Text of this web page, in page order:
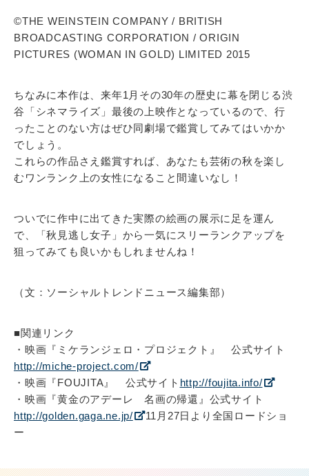
©THE WEINSTEIN COMPANY / BRITISH
BROADCASTING CORPORATION / ORIGIN
PICTURES (WOMAN IN GOLD) LIMITED 2015
ちなみに本作は、来年1月その30年の歴史に幕を閉じる渋
谷「シネマライズ」最後の上映作となっているので、行
ったことのない方はぜひ同劇場で鑑賞してみてはいかか
でしょう。
これらの作品さえ鑑賞すれば、あなたも芸術の秋を楽し
むワンランク上の女性になること間違いなし！
ついでに作中に出てきた実際の絵画の展示に足を運ん
で、「秋見逃し女子」から一気にスリーランクアップを
狙ってみても良いかもしれませんね！
（文：ソーシャルトレンドニュース編集部）
■関連リンク
・映画『ミケランジェロ・プロジェクト』 公式サイト
http://miche-project.com/
・映画『FOUJITA』 公式サイト http://foujita.info/
・映画『黄金のアデーレ 名画の帰還』公式サイト
http://golden.gaga.ne.jp/
11月27日より全国ロードショ
ー